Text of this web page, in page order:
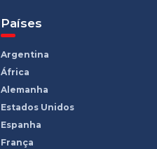
Países
Argentina
África
Alemanha
Estados Unidos
Espanha
França